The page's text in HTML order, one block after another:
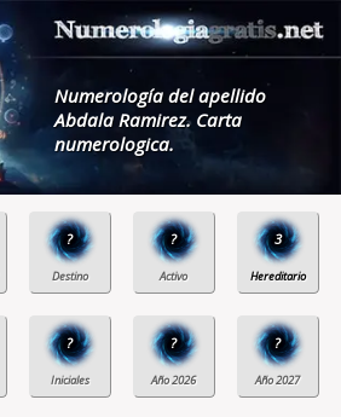
Numerología del apellido
Abdala Ramirez. Carta
numerologica.
? ? 3
? ? ?